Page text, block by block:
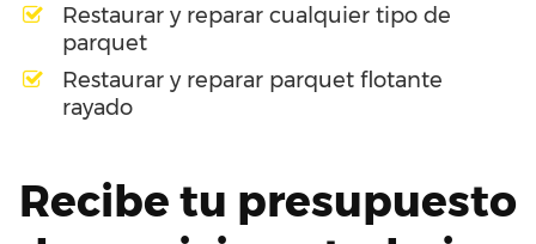
Restaurar y reparar cualquier tipo de
parquet
Restaurar y reparar parquet flotante
rayado
Recibe tu presupuesto